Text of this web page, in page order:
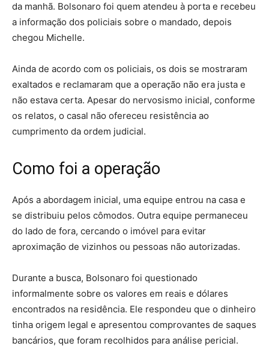
da manhã. Bolsonaro foi quem atendeu à porta e recebeu
a informação dos policiais sobre o mandado, depois
chegou Michelle.
Ainda de acordo com os policiais, os dois se mostraram
exaltados e reclamaram que a operação não era justa e
não estava certa. Apesar do nervosismo inicial, conforme
os relatos, o casal não ofereceu resistência ao
cumprimento da ordem judicial.
Como foi a operação
Após a abordagem inicial, uma equipe entrou na casa e
se distribuiu pelos cômodos. Outra equipe permaneceu
do lado de fora, cercando o imóvel para evitar
aproximação de vizinhos ou pessoas não autorizadas.
Durante a busca, Bolsonaro foi questionado
informalmente sobre os valores em reais e dólares
encontrados na residência. Ele respondeu que o dinheiro
tinha origem legal e apresentou comprovantes de saques
bancários, que foram recolhidos para análise pericial.